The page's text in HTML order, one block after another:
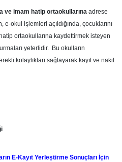
ve imam hatip ortaokullarına adrese
e-okul işlemleri açıldığında, çocuklarını
ortaokullarına kaydettirmek isteyen
yeterlidir. Bu okulların
kolaylıkları sağlayarak kayıt ve nakil
E-Kayıt Yerleştirme Sonuçları İçin